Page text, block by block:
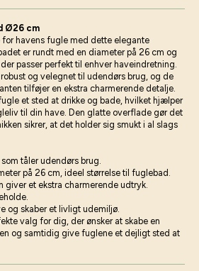
Ø26 cm
havens fugle med dette elegante
er rundt med en diameter på 26 cm og
passer perfekt til enhver haveindretning.
og velegnet til udendørs brug, og de
tilføjer en ekstra charmerende detalje.
et sted at drikke og bade, hvilket hjælper
til din have. Den glatte overflade gør det
sikrer, at det holder sig smukt i al slags
tåler udendørs brug.
på 26 cm, ideel størrelse til fuglebad.
giver et ekstra charmerende udtryk.
og skaber et livligt udemiljø.
valg for dig, der ønsker at skabe en
og samtidig give fuglene et dejligt sted at